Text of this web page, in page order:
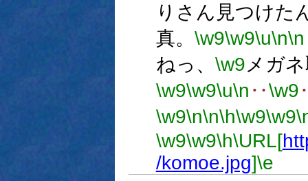
りさん見つけた
真。 \w9\w9\u\n\n
ねっ、 \w9メガ
\w9\w9\u\n ‥\w9
\w9\n\n\h\w9\w9
\w9\w9\h\URL[
/komoe.jpg]\e